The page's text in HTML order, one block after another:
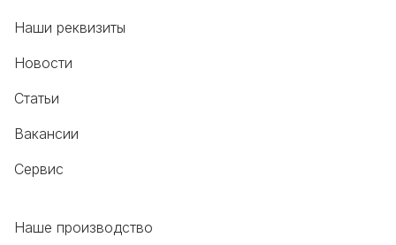
Наши реквизиты
Новости
Статьи
Вакансии
Сервис
Наше производство